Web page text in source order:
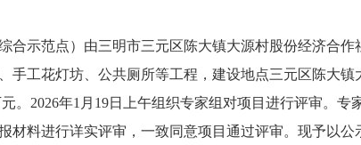
合示范点）由三明市三元区陈大镇大源村股份经济合
工花灯坊、公共厕所等工程，建设地点三元区陈大镇
。2026年1月19日上午组织专家组对项目进行评审。
料进行详实评审，一致同意项目通过评审。现予以公